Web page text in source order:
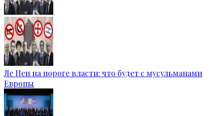
Ле Пен на пороге власти: что будет с мусульманами
Европы